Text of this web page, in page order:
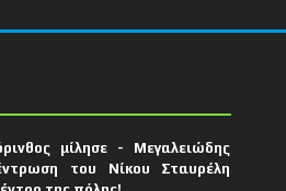
μίλησε - Μεγαλειώδης
του Νίκου Σταυρέλη